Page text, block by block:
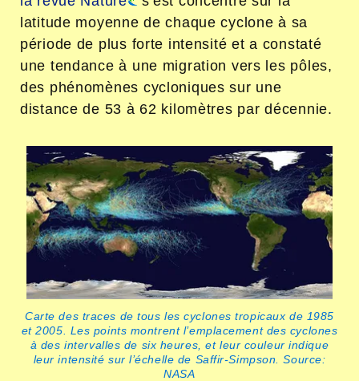
latitude moyenne de chaque cyclone à sa
période de plus forte intensité et a constaté
une tendance à une migration vers les pôles,
des phénomènes cycloniques sur une
distance de 53 à 62 kilomètres par décennie.
Carte des traces de tous les cyclones tropicaux de 1985
et 2005. Les points montrent l’emplacement des cyclones
à des intervalles de six heures, et leur couleur indique
leur intensité sur l’échelle de Saffir-Simpson. Source:
NASA